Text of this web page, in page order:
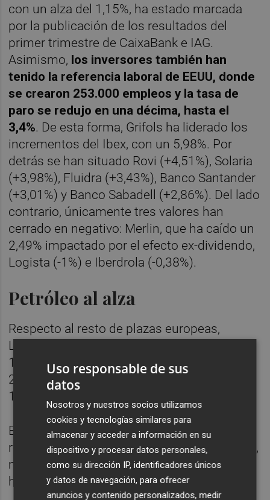
con un alza del 1,15%, ha estado marcada
por la publicación de los resultados del
primer trimestre de CaixaBank e IAG.
Asimismo, los inversores también han
tenido la referencia laboral de EEUU, donde
se crearon 253.000 empleos y la tasa de
paro se redujo en una décima, hasta el
3,4%. De esta forma, Grifols ha liderado los
incrementos del Ibex, con un 5,98%. Por
detrás se han situado Rovi (+4,51%), Solaria
(+3,98%), Fluidra (+3,43%), Banco Santander
(+3,01%) y Banco Sabadell (+2,86%). Del lado
contrario, únicamente tres valores han
cerrado en negativo: Merlin, que ha caído un
2,49% impactado por el efecto ex-dividendo,
Logista (-1%) e Iberdrola (-0,38%).
Petróleo al alza
Respecto al resto de plazas europeas,
Londres ha avanzado un 0,98%; París, un
1,26%; Fráncfort, un 1,44%; y Milán, un
2,54%. El Euro Stoxx 50 ha repuntado un
1,25%.
En este contexto, el barril de Brent ha
repuntado un 3,56%, hasta los 75,06 dólares,
mientras que el West Texas Intermediate se
ha situado en 71,13 dólares, un 3,73% más.
Uso responsable de sus
datos
Nosotros y nuestros socios utilizamos
cookies y tecnologías similares para
almacenar y acceder a información en su
dispositivo y procesar datos personales,
como su dirección IP, identificadores únicos
y datos de navegación, para ofrecer
anuncios y contenido personalizados, medir